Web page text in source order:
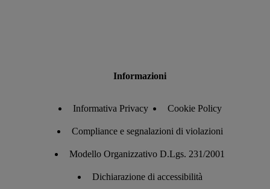
Informazioni
Informativa Privacy Cookie Policy
Compliance e segnalazioni di violazioni
Modello Organizzativo D.Lgs. 231/2001
Dichiarazione di accessibilità